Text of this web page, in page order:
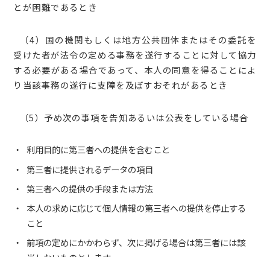
とが困難であるとき
（4）国の機関もしくは地方公共団体またはその委託を
受けた者が法令の定める事務を遂行することに対して協力
する必要がある場合であって、本人の同意を得ることによ
り当該事務の遂行に支障を及ぼすおそれがあるとき
（5）予め次の事項を告知あるいは公表をしている場合
利用目的に第三者への提供を含むこと
第三者に提供されるデータの項目
第三者への提供の手段または方法
本人の求めに応じて個人情報の第三者への提供を停止する
こと
前項の定めにかかわらず、次に掲げる場合は第三者には該